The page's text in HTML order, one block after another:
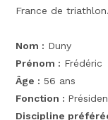
France de
Nom : Duny
Prénom : Frédéric
Âge : 56 ans
Fonction :
Discipline